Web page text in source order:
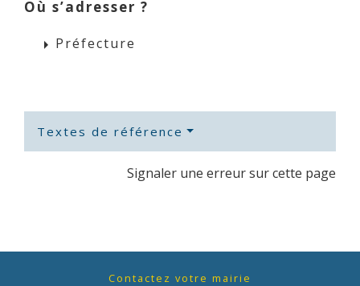
Où s’adresser ?
arrow_right Préfecture
Textes de référence
Signaler une erreur sur cette page
Contactez votre mairie